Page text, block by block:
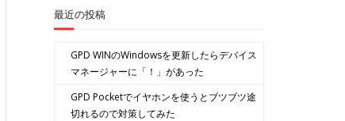
最近の投稿
GPD WINのWindowsを更新したらデバイス
マネージャーに「！」があった
GPD Pocketでイヤホンを使うとブツブツ途
切れるので対策してみた